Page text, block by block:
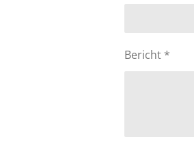
Bericht *